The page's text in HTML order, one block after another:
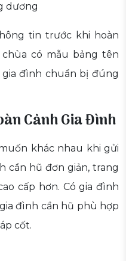
dương
tin trước khi hoàn
có mẫu bảng tên
gia đình chuẩn bị đúng
Cảnh Gia Đình
khác nhau khi gửi
cần hũ đơn giản, trang
cấp hơn. Có gia đình
đình cần hũ phù hợp
cốt.